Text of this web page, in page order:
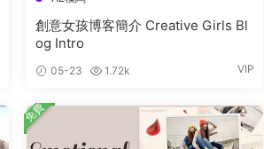
創意女孩博客簡介 Creative Girls Bl
og Intro
05-23 1.72k VIP
免費